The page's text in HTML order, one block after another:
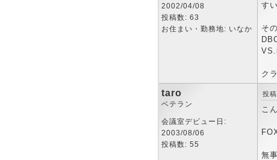
2002/04/08
投稿数: 63
お住まい・勤務地: いなか
す
そ
ク
taro
ベテラン
会議室デビュー日:
2003/08/06
投稿数: 55
投
こ
無